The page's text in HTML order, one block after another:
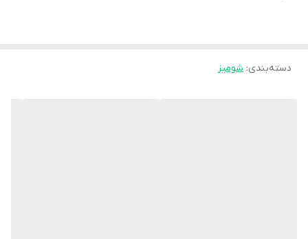
جنس پارچه[ صوفیا ایتالیایی درجه یک] بسیار سبک و خوش حالت
دسته‌بندی: شومیز